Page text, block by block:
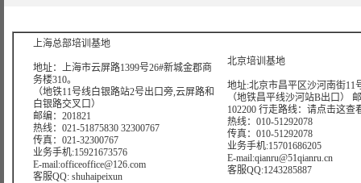
上海总部培训基地
地址：上海市云屏路1399号26#新城金郡商
务楼310。
（地铁11号线白银路站2号出口旁,云屏路和
白银路交叉口）
邮编：201821
热线：021-51875830 32300767
传真：021-32300767
业务手机:15921673576
E-mail:officeoffice@126.com
客服QQ: shuhaipeixun
北京培训基地
地址:北京市昌平区沙河南街11
（地铁昌平线沙河站B出口）
102200 行走路线： 请点击这查
热线：010-51292078
传真：010-51292078
业务手机:15701686205
E-mail:qianru@51qianru.cn
客服QQ:1243285887